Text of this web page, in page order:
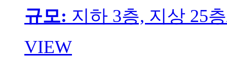
규모: 지하 3층, 지상 25
VIEW